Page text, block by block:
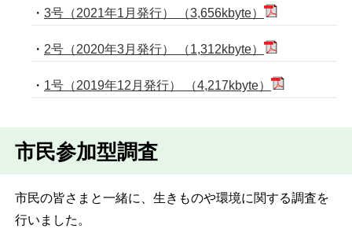
・ 3号（2021年1月発行） （3,656kbyte）
・ 2号（2020年3月発行） （1,312kbyte）
・ 1号（2019年12月発行） （4,217kbyte）
市民参加型調査
市民の皆さまと一緒に、生きものや環境に関する調査を
行いました。